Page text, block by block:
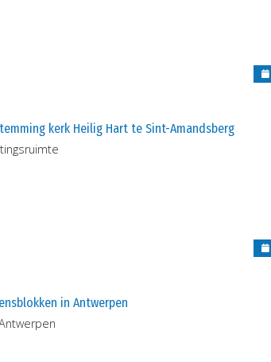
kerk Heilig Hart te Sint-Amandsberg
in Antwerpen